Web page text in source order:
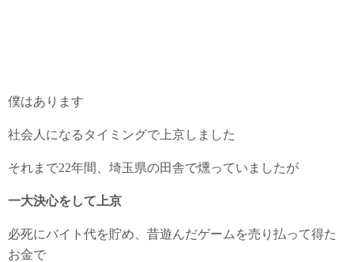
僕はあります
社会人になるタイミングで上京しました
それまで22年間、埼玉県の田舎で燻っていましたが
一大決心をして上京
必死にバイト代を貯め、昔遊んだゲームを売り払って得た
お金で